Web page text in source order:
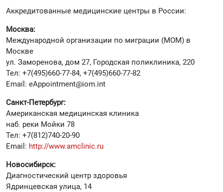
Аккредитованные медицинские центры в России:
Москва:
Международной организации по миграции (МОМ) в
Москве
ул. Заморенова, дом 27, Городская поликлиника, 220
Тел: +7(495)660-77-84, +7(495)660-77-82
Email: eAppointment@iom.int
Санкт-Петербург:
Американская медицинская клиника
наб. реки Мойки 78
Тел: +7(812)740-20-90
Email: http://www.amclinic.ru
Новосибирск:
Диагностический центр здоровья
Ядринцевская улица, 14